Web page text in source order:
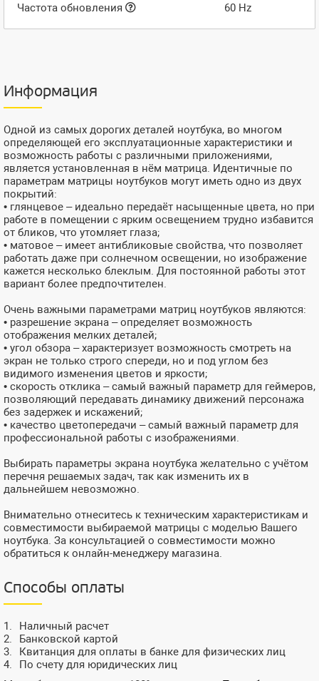
Частота обновления
60 Hz
Информация
Одной из самых дорогих деталей ноутбука, во многом
определяющей его эксплуатационные характеристики и
возможность работы с различными приложениями,
является установленная в нём матрица. Идентичные по
параметрам матрицы ноутбуков могут иметь одно из двух
покрытий:
• глянцевое – идеально передаёт насыщенные цвета, но при
работе в помещении с ярким освещением трудно избавится
от бликов, что утомляет глаза;
• матовое – имеет антибликовые свойства, что позволяет
работать даже при солнечном освещении, но изображение
кажется несколько блеклым. Для постоянной работы этот
вариант более предпочтителен.
Очень важными параметрами матриц ноутбуков являются:
• разрешение экрана – определяет возможность
отображения мелких деталей;
• угол обзора – характеризует возможность смотреть на
экран не только строго спереди, но и под углом без
видимого изменения цветов и яркости;
• скорость отклика – самый важный параметр для геймеров,
позволяющий передавать динамику движений персонажа
без задержек и искажений;
• качество цветопередачи – самый важный параметр для
профессиональной работы с изображениями.
Выбирать параметры экрана ноутбука желательно с учётом
перечня решаемых задач, так как изменить их в
дальнейшем невозможно.
Внимательно отнеситесь к техническим характеристикам и
совместимости выбираемой матрицы с моделью Вашего
ноутбука. За консультацией о совместимости можно
обратиться к онлайн-менеджеру магазина.
Способы оплаты
Наличный расчет
Банковской картой
Квитанция для оплаты в банке для физических лиц
По счету для юридических лиц